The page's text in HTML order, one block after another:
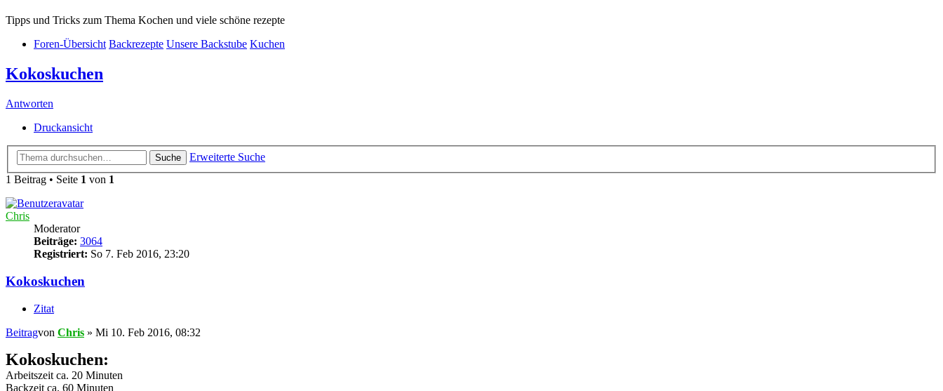
Tipps und Tricks zum Thema Kochen und viele schöne rezepte
Foren-Übersicht Backrezepte Unsere Backstube Kuchen
Kokoskuchen
Antworten
Druckansicht
Suche
Erweiterte Suche
1 Beitrag • Seite 1 von 1
Chris
Moderator
Beiträge: 3064
Registriert: So 7. Feb 2016, 23:20
Kokoskuchen
Zitat
Beitragvon Chris » Mi 10. Feb 2016, 08:32
Kokoskuchen:
Arbeitszeit ca. 20 Minuten
Backzeit ca. 60 Minuten